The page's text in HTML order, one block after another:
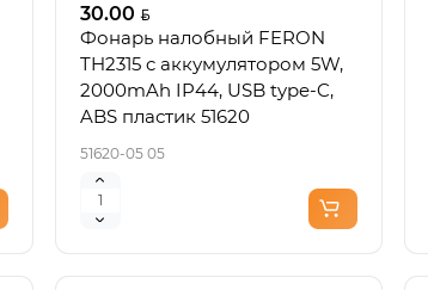
30.00
Фонарь налобный FERON
TH2315 c аккумулятором 5W,
2000mAh IP44, USB type-C,
ABS пластик 51620
51620-05 05